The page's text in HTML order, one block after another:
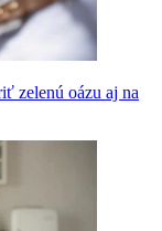
zelenú oázu aj na